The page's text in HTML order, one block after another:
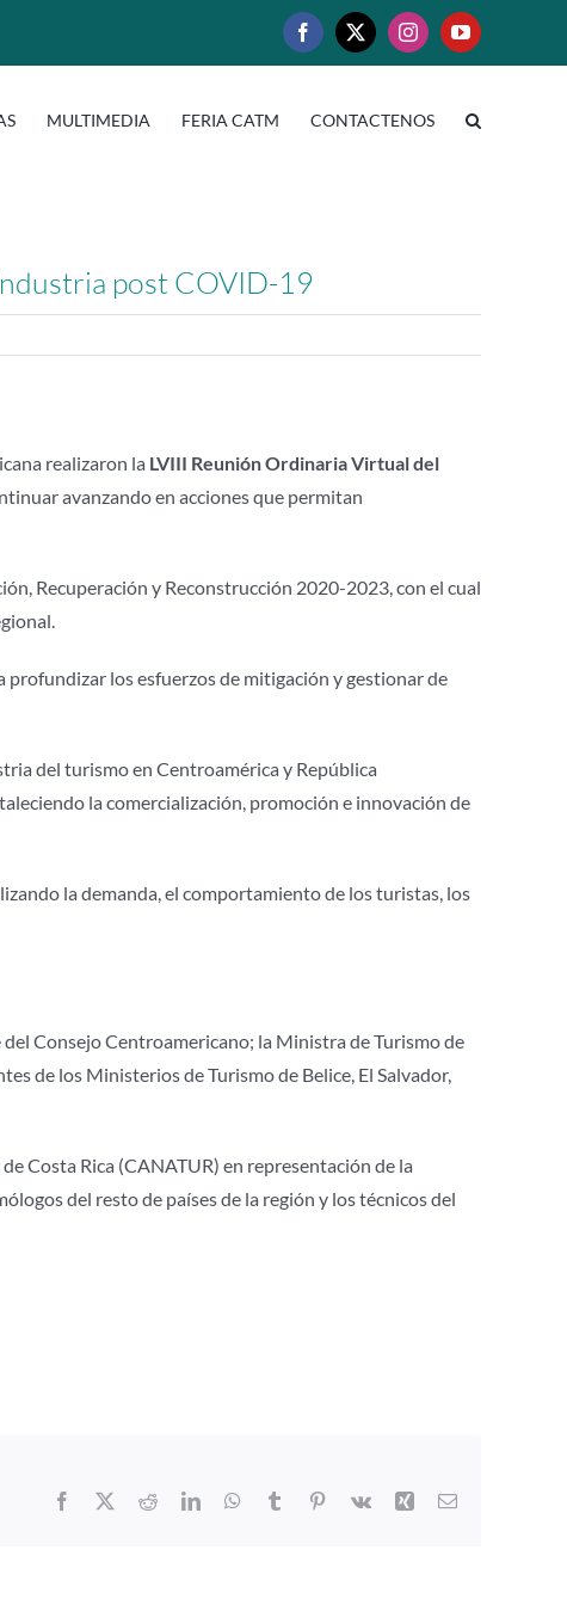
Facebook
X InstagramYouTube
MULTIMEDIA FERIA CATM CONTACTENOS
post COVID-19
realizaron la LVIII Reunión Ordinaria Virtual del
avanzando en acciones que permitan
Recuperación y Reconstrucción 2020-2023, con el cual
los esfuerzos de mitigación y gestionar de
del turismo en Centroamérica y República
la comercialización, promoción e innovación de
la demanda, el comportamiento de los turistas, los
Consejo Centroamericano; la Ministra de Turismo de
de los Ministerios de Turismo de Belice, El Salvador,
Costa Rica (CANATUR) en representación de la
del resto de países de la región y los técnicos del
Facebook RedditLinkedInWhatsApp
Tumblr Pinterest
Vk Xing Correo